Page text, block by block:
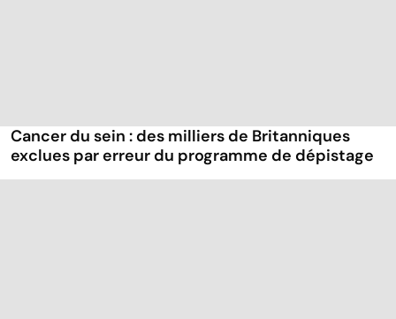
Cancer du sein : des milliers de Britanniques
exclues par erreur du programme de dépistage